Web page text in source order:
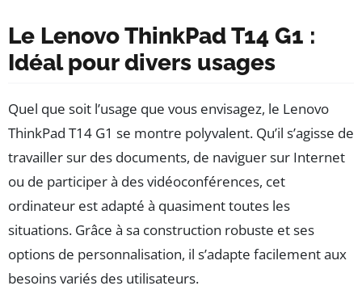
Le Lenovo ThinkPad T14 G1 :
Idéal pour divers usages
Quel que soit l’usage que vous envisagez, le Lenovo
ThinkPad T14 G1 se montre polyvalent. Qu’il s’agisse de
travailler sur des documents, de naviguer sur Internet
ou de participer à des vidéoconférences, cet
ordinateur est adapté à quasiment toutes les
situations. Grâce à sa construction robuste et ses
options de personnalisation, il s’adapte facilement aux
besoins variés des utilisateurs.